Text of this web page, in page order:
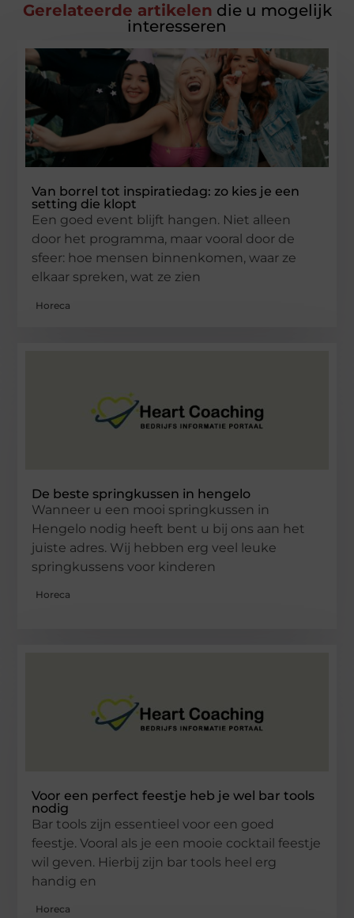
Gerelateerde artikelen die u mogelijk
interesseren
Van borrel tot inspiratiedag: zo kies je een
setting die klopt
Een goed event blijft hangen. Niet alleen
door het programma, maar vooral door de
sfeer: hoe mensen binnenkomen, waar ze
elkaar spreken, wat ze zien
Horeca
De beste springkussen in hengelo
Wanneer u een mooi springkussen in
Hengelo nodig heeft bent u bij ons aan het
juiste adres. Wij hebben erg veel leuke
springkussens voor kinderen
Horeca
Voor een perfect feestje heb je wel bar tools
nodig
Bar tools zijn essentieel voor een goed
feestje. Vooral als je een mooie cocktail feestje
wil geven. Hierbij zijn bar tools heel erg
handig en
Horeca